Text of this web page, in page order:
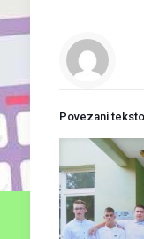
Povezani